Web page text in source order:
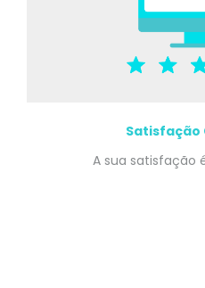
Satisfação
A sua satisfação